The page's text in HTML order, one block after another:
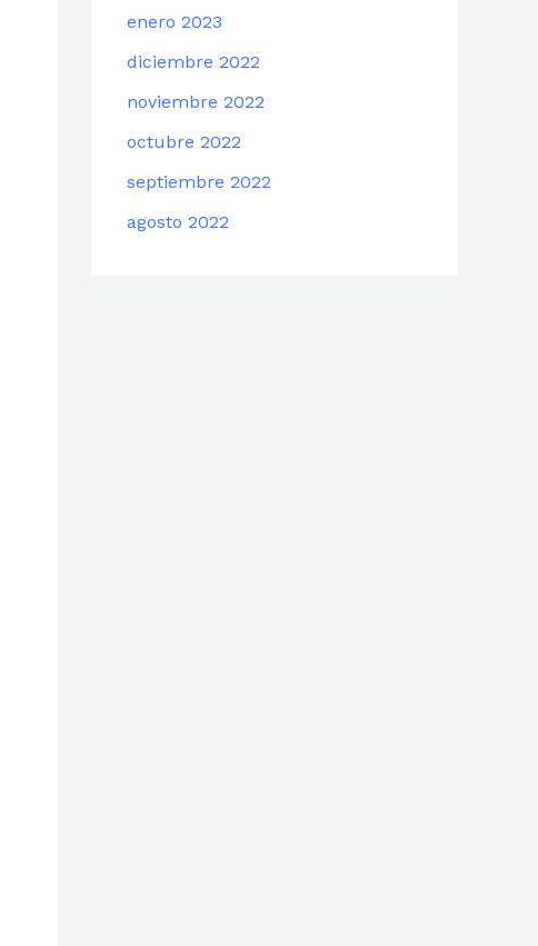
enero 2023
diciembre 2022
noviembre 2022
octubre 2022
septiembre 2022
agosto 2022